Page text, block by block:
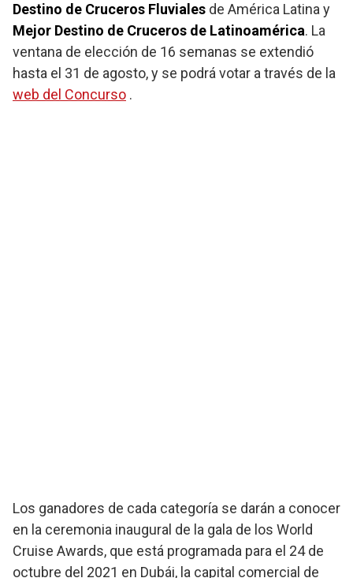
Destino de Cruceros Fluviales de América Latina y
Mejor Destino de Cruceros de Latinoamérica. La
ventana de elección de 16 semanas se extendió
hasta el 31 de agosto, y se podrá votar a través de la
web del Concurso .
Los ganadores de cada categoría se darán a conocer
en la ceremonia inaugural de la gala de los World
Cruise Awards, que está programada para el 24 de
octubre del 2021 en Dubái, la capital comercial de